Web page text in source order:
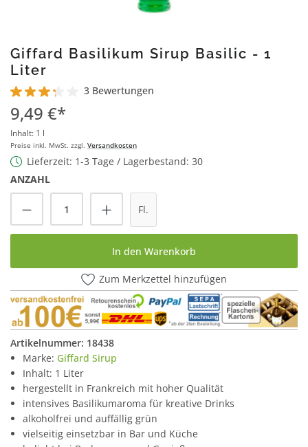
Giffard Basilikum Sirup Basilic - 1
Liter
Durchschnittliche Bewertung von 3.1 von 5 Sternen
3 Bewertungen
9,49 €*
Inhalt: 1 l
Preise inkl. MwSt. zzgl. Versandkosten
Lieferzeit: 1-3 Tage / Lagerbestand: 30
ANZAHL
Produkt Anzahl: Gib den gewünschten
Fl.
In den Warenkorb
Zum Merkzettel hinzufügen
Artikelnummer: 18438
Marke: Giffard Sirup
Inhalt: 1 Liter
hergestellt in Frankreich mit hoher Qualität
intensives Basilikumaroma für kreative Drinks
alkoholfrei und auffällig grün
vielseitig einsetzbar in Bar und Küche